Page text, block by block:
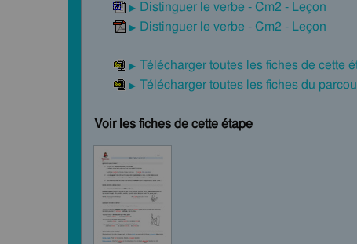
Distinguer le verbe - Cm2 - Leçon
Distinguer le verbe - Cm2 - Leçon
Télécharger toutes les fiches de cette
Télécharger toutes les fiches du
Voir les fiches de cette étape